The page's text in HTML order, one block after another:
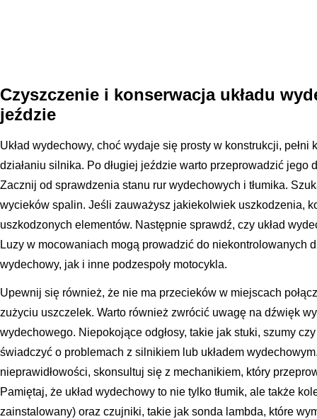
Czyszczenie i konserwacja układu
jeździe
Układ wydechowy, choć wydaje się prosty w konstrukcji, pełni
działaniu silnika. Po długiej jeździe warto przeprowadzić jego
Zacznij od sprawdzenia stanu rur wydechowych i tłumika.
wycieków spalin. Jeśli zauważysz jakiekolwiek uszkodzenia,
uszkodzonych elementów. Następnie sprawdź, czy układ
Luzy w mocowaniach mogą prowadzić do niekontrolowanych
wydechowy, jak i inne podzespoły motocykla.
Upewnij się również, że nie ma przecieków w miejscach
zużyciu uszczelek. Warto również zwrócić uwagę na dźwięk
wydechowego. Niepokojące odgłosy, takie jak stuki, szumy
świadczyć o problemach z silnikiem lub układem
nieprawidłowości, skonsultuj się z mechanikiem, który
Pamiętaj, że układ wydechowy to nie tylko tłumik, ale także
zainstalowany) oraz czujniki, takie jak sonda lambda, które